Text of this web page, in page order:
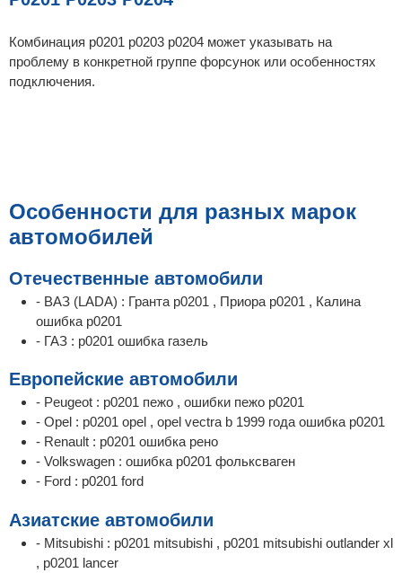
Комбинация p0201 p0203 p0204 может указывать на
проблему в конкретной группе форсунок или особенностях
подключения.
Особенности для разных марок
автомобилей
Отечественные автомобили
- ВАЗ (LADA) : Гранта p0201 , Приора p0201 , Калина
ошибка p0201
- ГАЗ : p0201 ошибка газель
Европейские автомобили
- Peugeot : p0201 пежо , ошибки пежо p0201
- Opel : p0201 opel , opel vectra b 1999 года ошибка p0201
- Renault : p0201 ошибка рено
- Volkswagen : ошибка p0201 фольксваген
- Ford : p0201 ford
Азиатские автомобили
- Mitsubishi : p0201 mitsubishi , p0201 mitsubishi outlander xl
, p0201 lancer